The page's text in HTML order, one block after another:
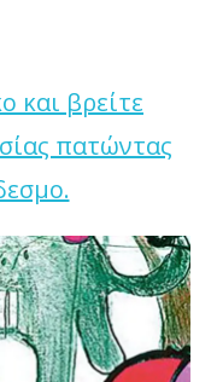
και βρείτε
πατώντας